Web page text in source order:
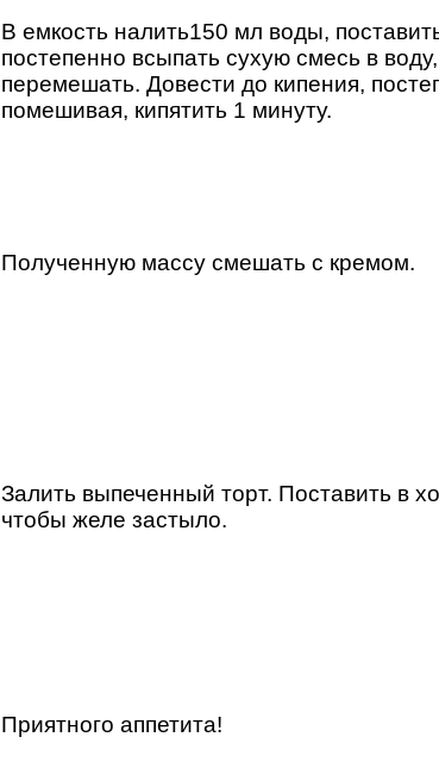
В емкость налить150 мл воды,
постепенно всыпать сухую смесь в
перемешать. Довести до кипения,
помешивая, кипятить 1 минуту.
Полученную массу смешать с кремом.
Залить выпеченный торт. Поставить в
чтобы желе застыло.
Приятного аппетита!